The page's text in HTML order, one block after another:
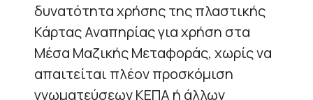
δυνατότητα χρήσης της πλαστικής
Κάρτας Αναπηρίας για χρήση στα
Μέσα Μαζικής Μεταφοράς, χωρίς να
απαιτείται πλέον προσκόμιση
γνωματεύσεων ΚΕΠΑ ή άλλων